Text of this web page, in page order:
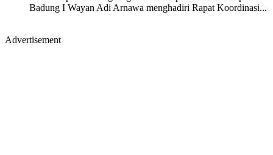
Badung I Wayan Adi Arnawa menghadiri Rapat Koordinasi...
Advertisement